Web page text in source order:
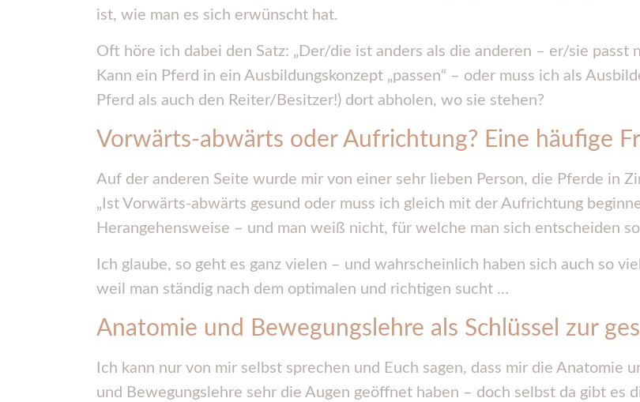
ist, wie man es sich erwünscht hat.
Oft höre ich dabei den Satz: „Der/die ist anders als die anderen – er/sie passt
Kann ein Pferd in ein Ausbildungskonzept „passen“ – oder muss ich als
Pferd als auch den Reiter/Besitzer!) dort abholen, wo sie stehen?
Vorwärts-abwärts oder Aufrichtung? Eine häufige
Auf der anderen Seite wurde mir von einer sehr lieben Person, die Pferde in
„Ist Vorwärts-abwärts gesund oder muss ich gleich mit der Aufrichtung
Herangehensweise – und man weiß nicht, für welche man sich entscheiden
Ich glaube, so geht es ganz vielen – und wahrscheinlich haben sich auch so
weil man ständig nach dem optimalen und richtigen sucht …
Anatomie und Bewegungslehre als Schlüssel zur
Ich kann nur von mir selbst sprechen und Euch sagen, dass mir die Anatomie
und Bewegungslehre sehr die Augen geöffnet haben – doch selbst da gibt es